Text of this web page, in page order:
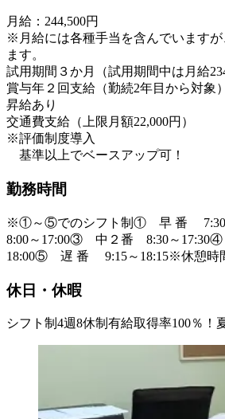
月給：244,500円
※月給には各種手当を含んでいますが
ます。
試用期間３か月（試用期間中は月給
賞与年２回支給（勤続2年目から対象）
昇給あり
交通費支給（上限月額22,000円）
※評価制度導入
基準以上でベースアップ可！
勤務時間
※①～⑤でのシフト制① 早 番
8:00～17:00③ 中２番 8:30～
18:00⑤ 遅 番 9:15～18:15※休憩時
休日・休暇
シフト制4週8休制有給取得率100％！